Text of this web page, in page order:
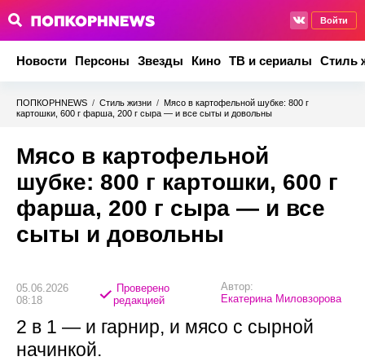
Войти
Новости Персоны Звезды Кино ТВ и сериалы Стиль
ПОПКОРНNEWS / Стиль жизни / Мясо в картофельной шубке: 800 г
картошки, 600 г фарша, 200 г сыра — и все сыты и довольны
Мясо в картофельной
шубке: 800 г картошки, 600 г
фарша, 200 г сыра — и все
сыты и довольны
05.06.2026
08:18
Проверено
редакцией
Автор:
Екатерина Миловзорова
2 в 1 — и гарнир, и мясо с сырной
начинкой.